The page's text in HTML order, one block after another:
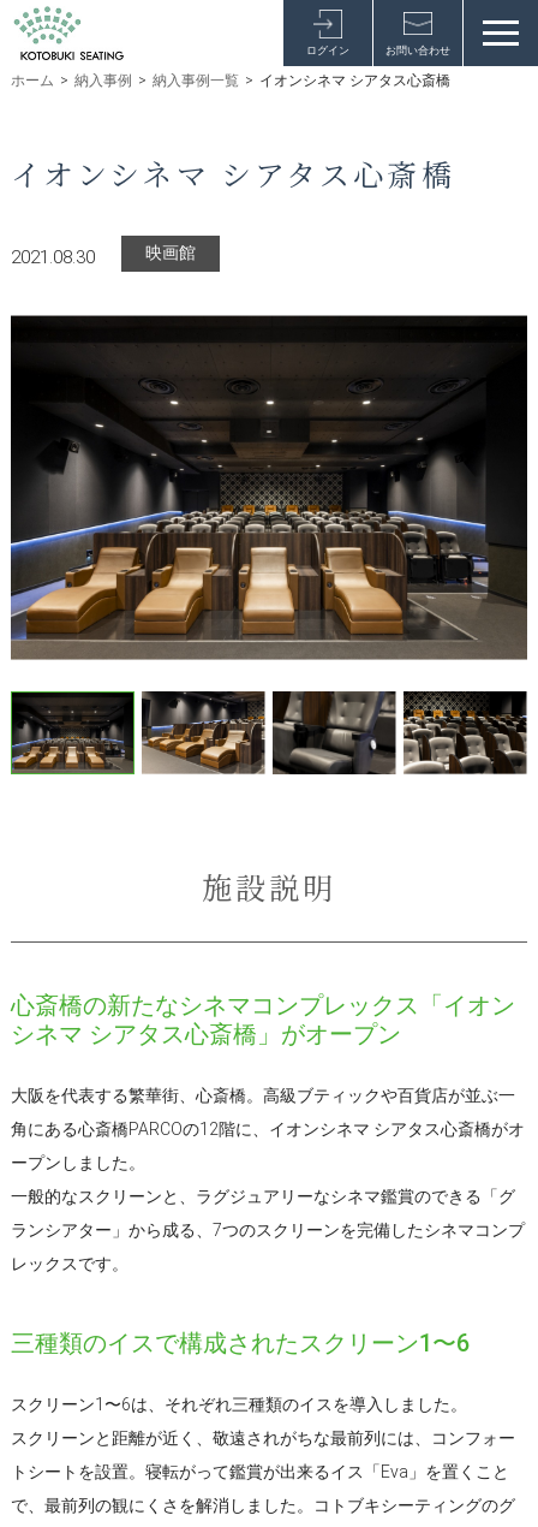
ログイン お問い合わせ
ホーム > 納入事例 > 納入事例一覧 > イオンシネマ シアタス心斎橋
イオンシネマ シアタス心斎橋
2021.08.30 映画館
施設説明
心斎橋の新たなシネマコンプレックス「イオン
シネマ シアタス心斎橋」がオープン
大阪を代表する繁華街、心斎橋。高級ブティックや百貨店が並ぶ一
角にある心斎橋PARCOの12階に、イオンシネマ シアタス心斎橋がオ
ープンしました。
一般的なスクリーンと、ラグジュアリーなシネマ鑑賞のできる「グ
ランシアター」から成る、7つのスクリーンを完備したシネマコンプ
レックスです。
三種類のイスで構成されたスクリーン1〜6
スクリーン1〜6は、それぞれ三種類のイスを導入しました。
スクリーンと距離が近く、敬遠されがちな最前列には、コンフォー
トシートを設置。寝転がって鑑賞が出来るイス「Eva」を置くこと
で、最前列の観にくさを解消しました。コトブキシーティングのグ